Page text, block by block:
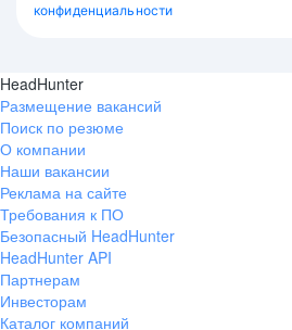
конфиденциальности
HeadHunter
Размещение вакансий
Поиск по резюме
О компании
Наши вакансии
Реклама на сайте
Требования к ПО
Безопасный HeadHunter
HeadHunter API
Партнерам
Инвесторам
Каталог компаний